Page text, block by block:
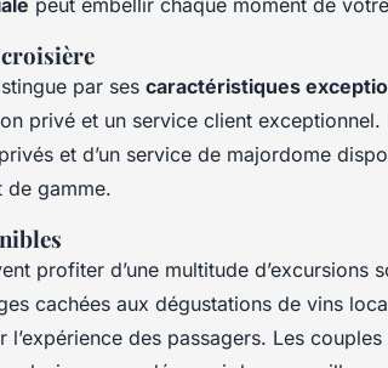
par ses caractéristiques
privé et un service client exceptionnel.
et d’un service de majordome
de gamme.
profiter d’une multitude d’excursions
cachées aux dégustations de vins
l’expérience des passagers. Les